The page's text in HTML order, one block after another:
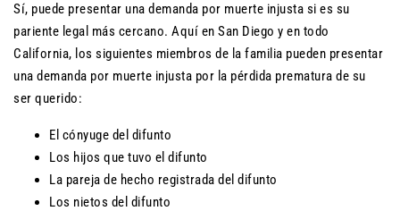
Sí, puede presentar una demanda por muerte injusta si es su
pariente legal más cercano. Aquí en San Diego y en todo
California, los siguientes miembros de la familia pueden presentar
una demanda por muerte injusta por la pérdida prematura de su
ser querido:
El cónyuge del difunto
Los hijos que tuvo el difunto
La pareja de hecho registrada del difunto
Los nietos del difunto